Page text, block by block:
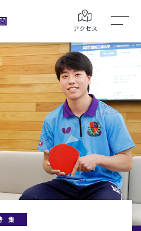
アクセス
集